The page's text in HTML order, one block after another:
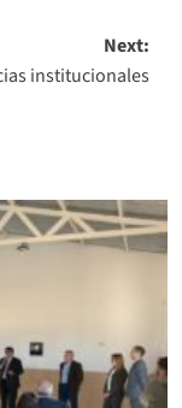
Next:
institucionales